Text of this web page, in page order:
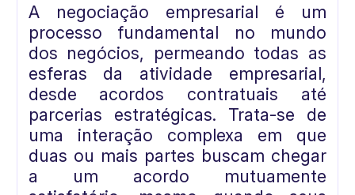
A negociação empresarial é um
processo fundamental no mundo
dos negócios, permeando todas as
esferas da atividade empresarial,
desde acordos contratuais até
parcerias estratégicas. Trata-se de
uma interação complexa em que
duas ou mais partes buscam chegar
a um acordo mutuamente